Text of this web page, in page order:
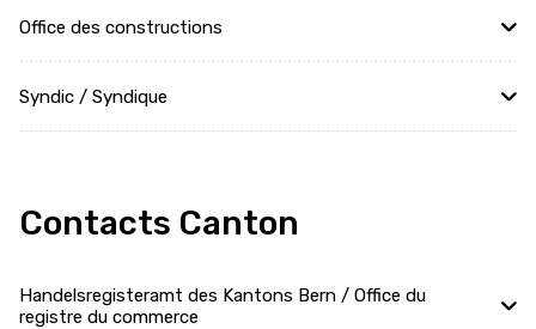
Office des constructions
Syndic / Syndique
Contacts Canton
Handelsregisteramt des Kantons Bern / Office du
registre du commerce